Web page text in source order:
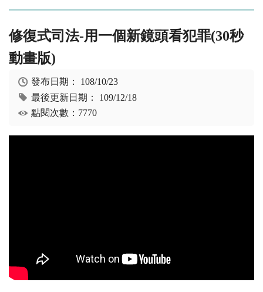
修復式司法-用一個新鏡頭看犯罪(30秒
動畫版)
發布日期： 108/10/23
最後更新日期： 109/12/18
點閱次數：7770